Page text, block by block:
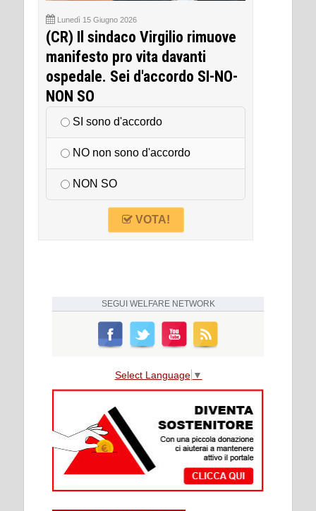
Lunedì 15 Giugno 2026
(CR) Il sindaco Virgilio rimuove
manifesto pro vita davanti
ospedale. Sei d'accordo SI-NO-
NON SO
SI sono d'accordo
NO non sono d'accordo
NON SO
VOTA!
SEGUI WELFARE NETWORK
Select Language ▼